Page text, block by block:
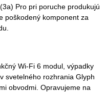
Pro pri poruche produkujú
poškodený komponent za
Wi-Fi 6 modul, výpadky
svetelného rozhrania Glyph
obvodmi. Opravujeme na